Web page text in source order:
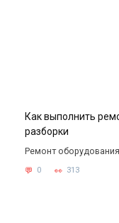
Как выполнить
разборки
Ремонт
0 313